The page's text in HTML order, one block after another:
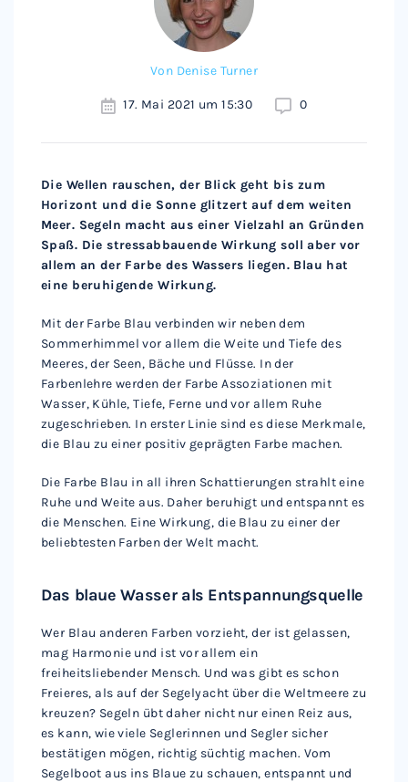
Von Denise Turner
17. Mai 2021 um 15:30 0
Die Wellen rauschen, der Blick geht bis zum
Horizont und die Sonne glitzert auf dem weiten
Meer. Segeln macht aus einer Vielzahl an Gründen
Spaß. Die stressabbauende Wirkung soll aber vor
allem an der Farbe des Wassers liegen. Blau hat
eine beruhigende Wirkung.
Mit der Farbe Blau verbinden wir neben dem
Sommerhimmel vor allem die Weite und Tiefe des
Meeres, der Seen, Bäche und Flüsse. In der
Farbenlehre werden der Farbe Assoziationen mit
Wasser, Kühle, Tiefe, Ferne und vor allem Ruhe
zugeschrieben. In erster Linie sind es diese Merkmale,
die Blau zu einer positiv geprägten Farbe machen.
Die Farbe Blau in all ihren Schattierungen strahlt eine
Ruhe und Weite aus. Daher beruhigt und entspannt es
die Menschen. Eine Wirkung, die Blau zu einer der
beliebtesten Farben der Welt macht.
Das blaue Wasser als Entspannungsquelle
Wer Blau anderen Farben vorzieht, der ist gelassen,
mag Harmonie und ist vor allem ein
freiheitsliebender Mensch. Und was gibt es schon
Freieres, als auf der Segelyacht über die Weltmeere zu
kreuzen? Segeln übt daher nicht nur einen Reiz aus,
es kann, wie viele Seglerinnen und Segler sicher
bestätigen mögen, richtig süchtig machen. Vom
Segelboot aus ins Blaue zu schauen, entspannt und